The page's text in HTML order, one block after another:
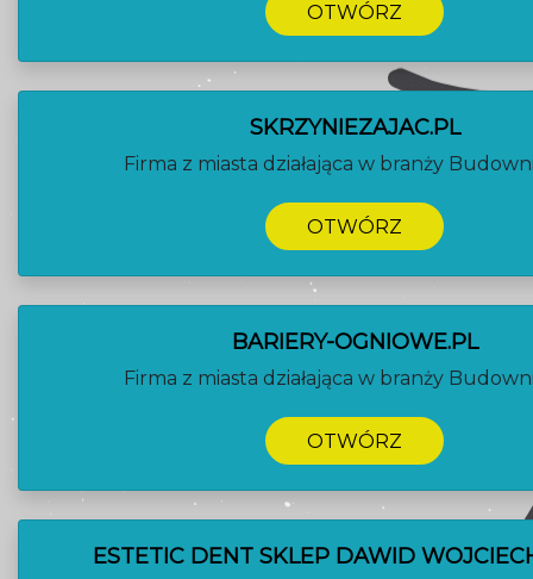
OTWÓRZ
SKRZYNIEZAJAC.PL
Firma z miasta działająca w branży
OTWÓRZ
BARIERY-OGNIOWE.PL
Firma z miasta działająca w branży
OTWÓRZ
ESTETIC DENT SKLEP DAWID